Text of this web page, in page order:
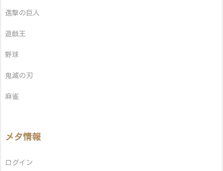
進撃の巨人
遊戯王
野球
鬼滅の刃
麻雀
メタ情報
ログイン